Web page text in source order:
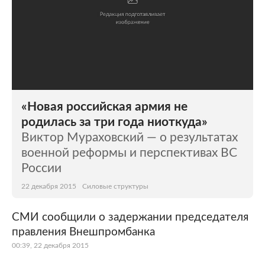
«Новая российская армия не
родилась за три года ниоткуда»
Виктор Мураховский — о результатах
военной реформы и перспективах ВС
России
22 декабря 2015 Силовые структуры
СМИ сообщили о задержании председателя
правления Внешпромбанка
00:39, 22 декабря 2015